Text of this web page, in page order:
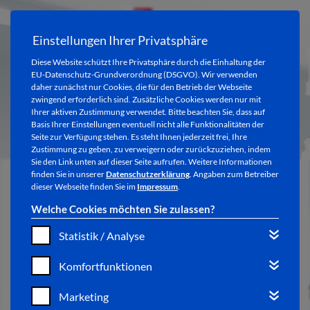
Einstellungen Ihrer Privatsphäre
Diese Website schützt Ihre Privatsphäre durch die Einhaltung der
EU-Datenschutz-Grundverordnung (DSGVO). Wir verwenden
daher zunächst nur Cookies, die für den Betrieb der Webseite
zwingend erforderlich sind. Zusätzliche Cookies werden nur mit
Ihrer aktiven Zustimmung verwendet. Bitte beachten Sie, dass auf
Basis Ihrer Einstellungen eventuell nicht alle Funktionalitäten der
Seite zur Verfügung stehen. Es steht Ihnen jederzeit frei, Ihre
Zustimmung zu geben, zu verweigern oder zurückzuziehen, indem
Sie den Link unten auf dieser Seite aufrufen. Weitere Informationen
finden Sie in unsererDatenschutzerklärung. Angaben zum Betreiber
dieser Webseite finden Sie im Impressum.
Welche Cookies möchten Sie zulassen?
Statistik / Analyse
Komfortfunktionen
Marketing
Details zum "Konrad-
Duden-Museum"
KONRAD-DUDEN-